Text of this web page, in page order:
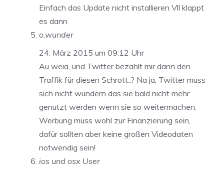
Einfach das Update nicht installieren Vll klappt
es dann
o.wunder
24. März 2015 um 09:12 Uhr
Au weia, und Twitter bezahlt mir dann den
Traffik für diesen Schrott..? Na ja, Twitter muss
sich nicht wundern das sie bald nicht mehr
genutzt werden wenn sie so weitermachen.
Werbung muss wohl zur Finanzierung sein,
dafür sollten aber keine großen Videodaten
notwendig sein!
ios und osx User